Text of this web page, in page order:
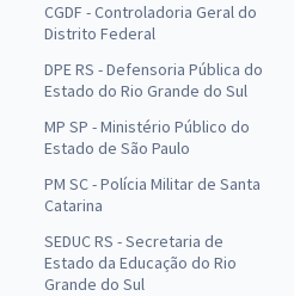
CGDF - Controladoria Geral do
Distrito Federal
DPE RS - Defensoria Pública do
Estado do Rio Grande do Sul
MP SP - Ministério Público do
Estado de São Paulo
PM SC - Polícia Militar de Santa
Catarina
SEDUC RS - Secretaria de
Estado da Educação do Rio
Grande do Sul